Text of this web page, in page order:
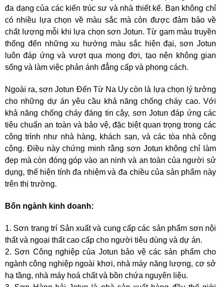
đa dạng của các kiến trúc sư và nhà thiết kế. Bạn không chỉ
có nhiều lựa chọn về màu sắc mà còn được đảm bảo về
chất lượng mỗi khi lựa chọn sơn Jotun. Từ gam màu truyền
thống đến những xu hướng màu sắc hiện đại, sơn Jotun
luôn đáp ứng và vượt qua mong đợi, tạo nên không gian
sống và làm việc phản ánh đẳng cấp và phong cách.
Ngoài ra, sơn Jotun Đến Từ Na Uy còn là lựa chọn lý tưởng
cho những dự án yêu cầu khả năng chống cháy cao. Với
khả năng chống cháy đáng tin cậy, sơn Jotun đáp ứng các
tiêu chuẩn an toàn và bảo vệ, đặc biệt quan trọng trong các
công trình như nhà hàng, khách sạn, và các tòa nhà công
cộng. Điều này chứng minh rằng sơn Jotun không chỉ làm
đẹp mà còn đóng góp vào an ninh và an toàn của người sử
dụng, thể hiện tính đa nhiệm và đa chiều của sản phẩm này
trên thị trường.
Bốn ngành kinh doanh:
1. Sơn trang trí Sản xuất và cung cấp các sản phẩm sơn nội
thất và ngoại thất cao cấp cho người tiêu dùng và dự án.
2. Sơn Công nghiệp của Jotun bảo vệ các sản phẩm cho
ngành công nghiệp ngoài khơi, nhà máy năng lượng, cơ sở
hạ tầng, nhà máy hoá chất và bồn chứa nguyên liệu.